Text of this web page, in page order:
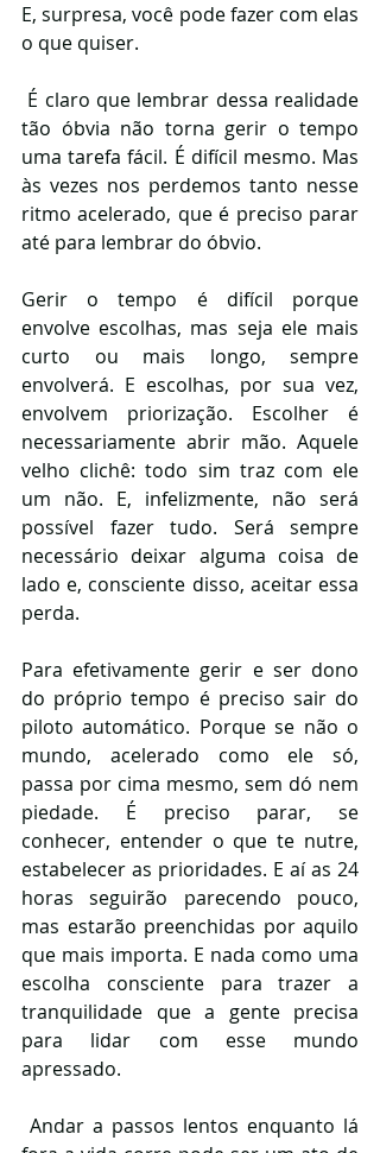
E, surpresa, você pode fazer com elas
o que quiser.
tão óbvia não torna gerir o tempo
uma tarefa fácil. É difícil mesmo. Mas
às vezes nos perdemos tanto nesse
ritmo acelerado, que é preciso parar
até para lembrar do óbvio.
Gerir o tempo é difícil porque
envolve escolhas, mas seja ele mais
curto ou mais longo, sempre
envolverá. E escolhas, por sua vez,
envolvem priorização. Escolher é
necessariamente abrir mão. Aquele
velho clichê: todo sim traz com ele
um não. E, infelizmente, não será
possível fazer tudo. Será sempre
necessário deixar alguma coisa de
lado e, consciente disso, aceitar essa
perda.
Para efetivamente gerir e ser dono
do próprio tempo é preciso sair do
piloto automático. Porque se não o
mundo, acelerado como ele só,
passa por cima mesmo, sem dó nem
piedade. É preciso parar, se
conhecer, entender o que te nutre,
estabelecer as prioridades. E aí as 24
horas seguirão parecendo pouco,
mas estarão preenchidas por aquilo
que mais importa. E nada como uma
escolha consciente para trazer a
tranquilidade que a gente precisa
para lidar com esse mundo
apressado.